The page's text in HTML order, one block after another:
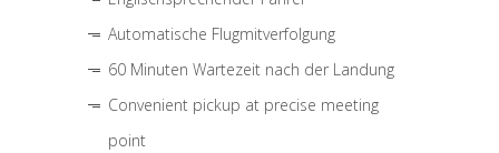
Automatische Flugmitverfolgung
60 Minuten Wartezeit nach der Landung
Convenient pickup at precise meeting
point